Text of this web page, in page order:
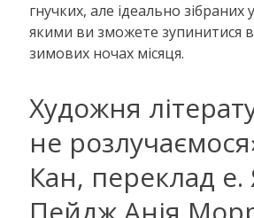
гнучких, але ідеально зібраних
якими ви зможете зупинитися
зимових ночах місяця.
Художня
не
Кан, переклад е.